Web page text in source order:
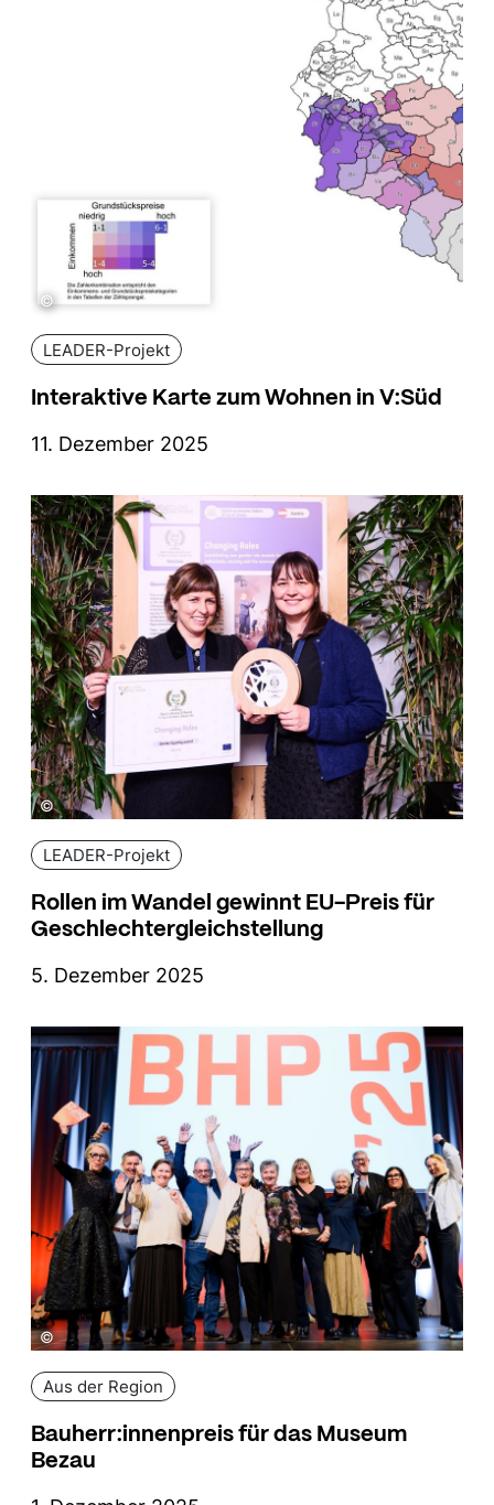
©
LEADER-Projekt
Interaktive Karte zum Wohnen in V:Süd
11. Dezember 2025
©
LEADER-Projekt
Rollen im Wandel gewinnt EU-Preis für
Geschlechtergleichstellung
5. Dezember 2025
©
Aus der Region
Bauherr:innenpreis für das Museum
Bezau